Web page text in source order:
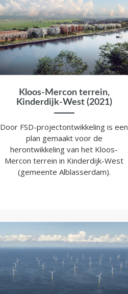
Kloos-Mercon terrein,
Kinderdijk-West (2021)
Door FSD-projectontwikkeling is een
plan gemaakt voor de
herontwikkeling van het Kloos-
Mercon terrein in Kinderdijk-West
(gemeente Alblasserdam).